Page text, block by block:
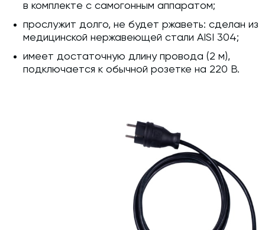
в комплекте с самогонным аппаратом;
прослужит долго, не будет ржаветь: сделан из
медицинской нержавеющей стали AISI 304;
имеет достаточную длину провода (2 м),
подключается к обычной розетке на 220 В.